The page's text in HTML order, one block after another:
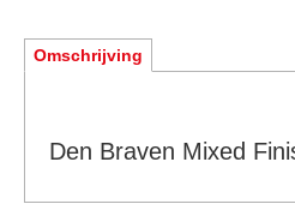
Omschrijving
Den Braven Mixed